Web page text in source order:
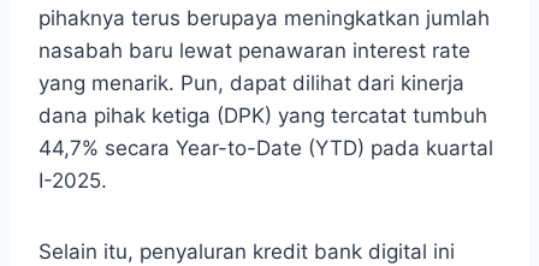
pihaknya terus berupaya meningkatkan jumlah
nasabah baru lewat penawaran interest rate
yang menarik. Pun, dapat dilihat dari kinerja
dana pihak ketiga (DPK) yang tercatat tumbuh
44,7% secara Year-to-Date (YTD) pada kuartal
I-2025.
Selain itu, penyaluran kredit bank digital ini